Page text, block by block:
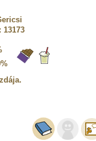
: 13173